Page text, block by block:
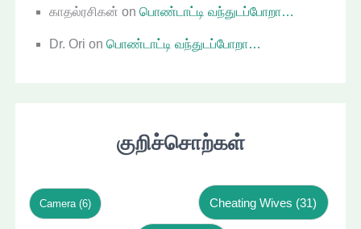
காதல்ரசிகன் onபொண்டாட்டி வந்துடப்போறா…
Dr. Ori onபொண்டாட்டி வந்துடப்போறா…
குறிச்சொற்கள்
Camera (6) Cheating Wives (31)